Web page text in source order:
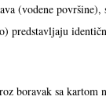
(vodene
boravak sa kartom